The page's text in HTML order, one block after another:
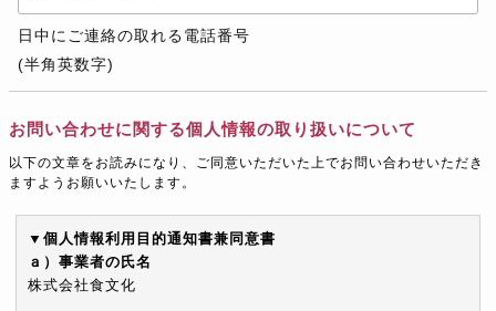
日中にご連絡の取れる電話番号
(半角英数字)
お問い合わせに関する個人情報の取り扱いについて
以下の文章をお読みになり、ご同意いただいた上でお問い合わせいただき
ますようお願いいたします。
▼個人情報利用目的通知書兼同意書
ａ）事業者の氏名
株式会社食文化